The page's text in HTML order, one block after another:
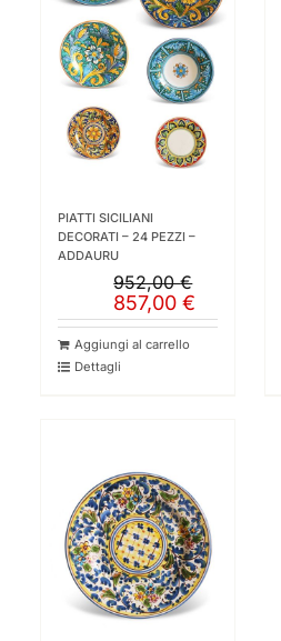
PIATTI SICILIANI
DECORATI – 24 PEZZI –
ADDAURU
952,00€
Il
prezzo
originale
era:
952,00 €.
857,00€
Il
prezzo
attuale
è:
857,00 €.
Aggiungi al carrello
Dettagli